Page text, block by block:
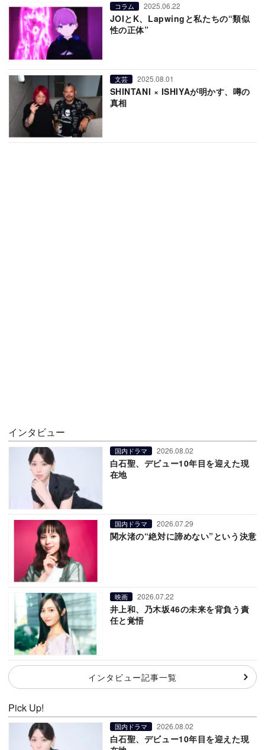
コラム 2025.06.22
JOIとK、Lapwingと私たちの“類似
性の正体”
文芸 2025.08.01
SHINTANI × ISHIYAが明かす、噂の
真相
インタビュー
国内ドラマ 2026.08.02
白石聖、デビュー10年目を迎えた現
在地
国内ドラマ 2026.07.29
関水渚の“絶対に諦めない”という決意
映画 2026.07.22
井上和、乃木坂46の未来を背負う責
任と覚悟
インタビュー記事一覧
Pick Up!
国内ドラマ 2026.08.02
白石聖、デビュー10年目を迎えた現